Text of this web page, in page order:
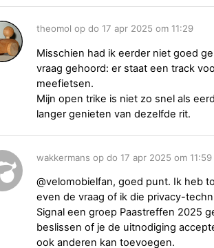
theomol op do 17 apr 2025 om 11:29
Misschien had ik eerder niet goed
vraag gehoord: er staat een track
meefietsen.
Mijn open trike is niet zo snel als
langer genieten van dezelfde rit.
wakkermans op do 17 apr 2025 om 11:59
@velomobielfan, goed punt. Ik heb
even de vraag of ik die privacy-
Signal een groep Paastreffen 2025
beslissen of je de uitnodiging
ook anderen kan toevoegen.